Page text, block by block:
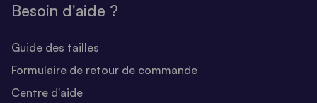
Besoin d'aide ?
Guide des tailles
Formulaire de retour de commande
Centre d'aide